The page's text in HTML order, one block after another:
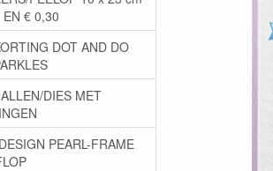
€ 0,30
DOT AND DO
DIES MET
PEARL-FRAME